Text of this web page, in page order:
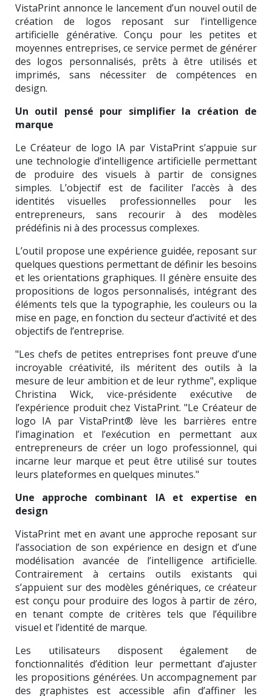
VistaPrint annonce le lancement d’un nouvel outil de
création de logos reposant sur l’intelligence
artificielle générative. Conçu pour les petites et
moyennes entreprises, ce service permet de générer
des logos personnalisés, prêts à être utilisés et
imprimés, sans nécessiter de compétences en
design.
Un outil pensé pour simplifier la création de
marque
Le Créateur de logo IA par VistaPrint s’appuie sur
une technologie d’intelligence artificielle permettant
de produire des visuels à partir de consignes
simples. L’objectif est de faciliter l’accès à des
identités visuelles professionnelles pour les
entrepreneurs, sans recourir à des modèles
prédéfinis ni à des processus complexes.
L’outil propose une expérience guidée, reposant sur
quelques questions permettant de définir les besoins
et les orientations graphiques. Il génère ensuite des
propositions de logos personnalisés, intégrant des
éléments tels que la typographie, les couleurs ou la
mise en page, en fonction du secteur d’activité et des
objectifs de l’entreprise.
"Les chefs de petites entreprises font preuve d’une
incroyable créativité, ils méritent des outils à la
mesure de leur ambition et de leur rythme", explique
Christina Wick, vice-présidente exécutive de
l’expérience produit chez VistaPrint. "Le Créateur de
logo IA par VistaPrint® lève les barrières entre
l’imagination et l’exécution en permettant aux
entrepreneurs de créer un logo professionnel, qui
incarne leur marque et peut être utilisé sur toutes
leurs plateformes en quelques minutes."
Une approche combinant IA et expertise en
design
VistaPrint met en avant une approche reposant sur
l’association de son expérience en design et d’une
modélisation avancée de l’intelligence artificielle.
Contrairement à certains outils existants qui
s’appuient sur des modèles génériques, ce créateur
est conçu pour produire des logos à partir de zéro,
en tenant compte de critères tels que l’équilibre
visuel et l’identité de marque.
Les utilisateurs disposent également de
fonctionnalités d’édition leur permettant d’ajuster
les propositions générées. Un accompagnement par
des graphistes est accessible afin d’affiner les